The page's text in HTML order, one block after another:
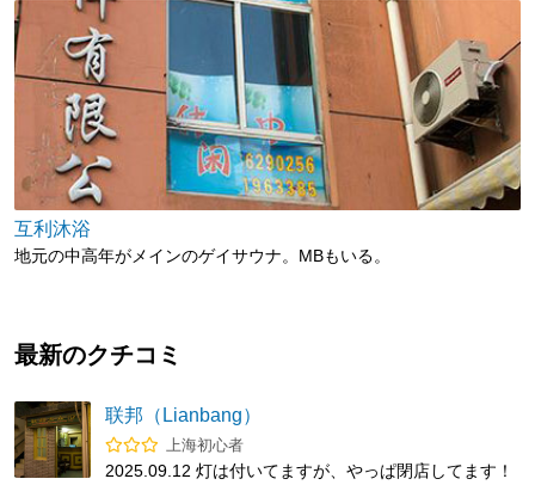
互利沐浴
地元の中高年がメインのゲイサウナ。MBもいる。
最新のクチコミ
联邦（Lianbang）
上海初心者
2025.09.12 灯は付いてますが、やっぱ閉店してます！